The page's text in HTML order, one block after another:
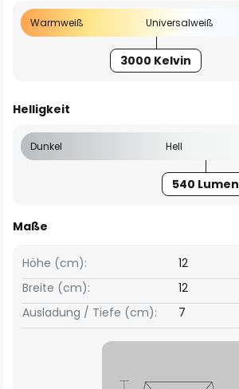
Warmweiß Universalweiß
3000 Kelvin
Helligkeit
Dunkel Hell
540 Lumen
Maße
Breite (cm): 12
Höhe (cm): 12
Ausladung / Tiefe (cm): 7